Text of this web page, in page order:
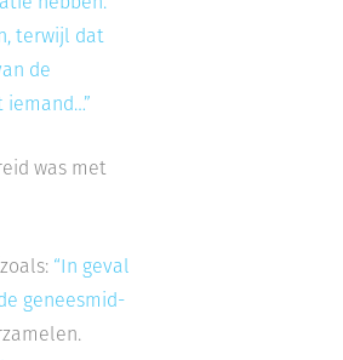
terwijl dat
de
was met
“In geval
geneesmid­